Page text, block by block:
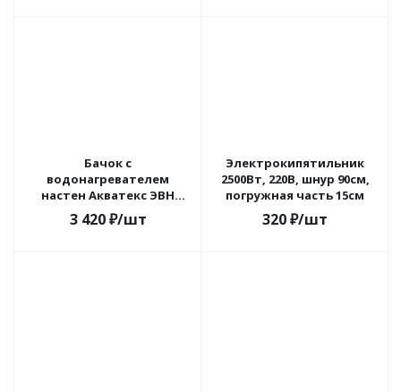
Бачок c
водонагревателем
настен Акватекс ЭВН
20л/17л металл, белый
3 420₽/шт
Электрокипятильник
2500Вт, 220В, шнур 90см,
погружная часть 15см
320₽/шт